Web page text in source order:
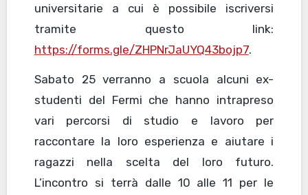
universitarie a cui è possibile iscriversi
tramite questo link:
https://forms.gle/ZHPNrJaUYQ43bojp7.
Sabato 25 verranno a scuola alcuni ex-
studenti del Fermi che hanno intrapreso
vari percorsi di studio e lavoro per
raccontare la loro esperienza e aiutare i
ragazzi nella scelta del loro futuro.
L’incontro si terrà dalle 10 alle 11 per le